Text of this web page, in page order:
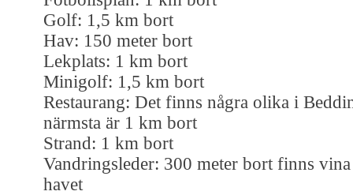
Golf: 1,5 km bort
Hav: 150 meter bort
Lekplats: 1 km bort
Minigolf: 1,5 km bort
Restaurang: Det finns några olika i
närmsta är 1 km bort
Strand: 1 km bort
Vandringsleder: 300 meter bort finns
havet